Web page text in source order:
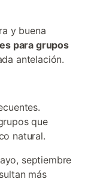
y buena
para grupos
antelación.
que
natural.
septiembre
más